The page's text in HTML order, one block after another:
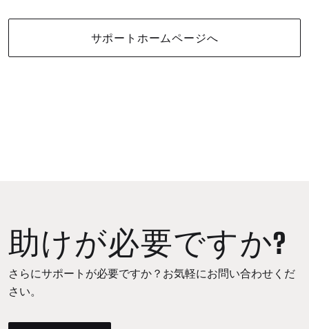
サポートホームページへ
助けが必要ですか?
さらにサポートが必要ですか？お気軽にお問い合わせくだ
さい。